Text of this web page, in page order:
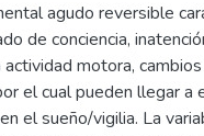
agudo reversible
de conciencia,
motora,
el cual pueden llegar a
el sueño/vigilia. La